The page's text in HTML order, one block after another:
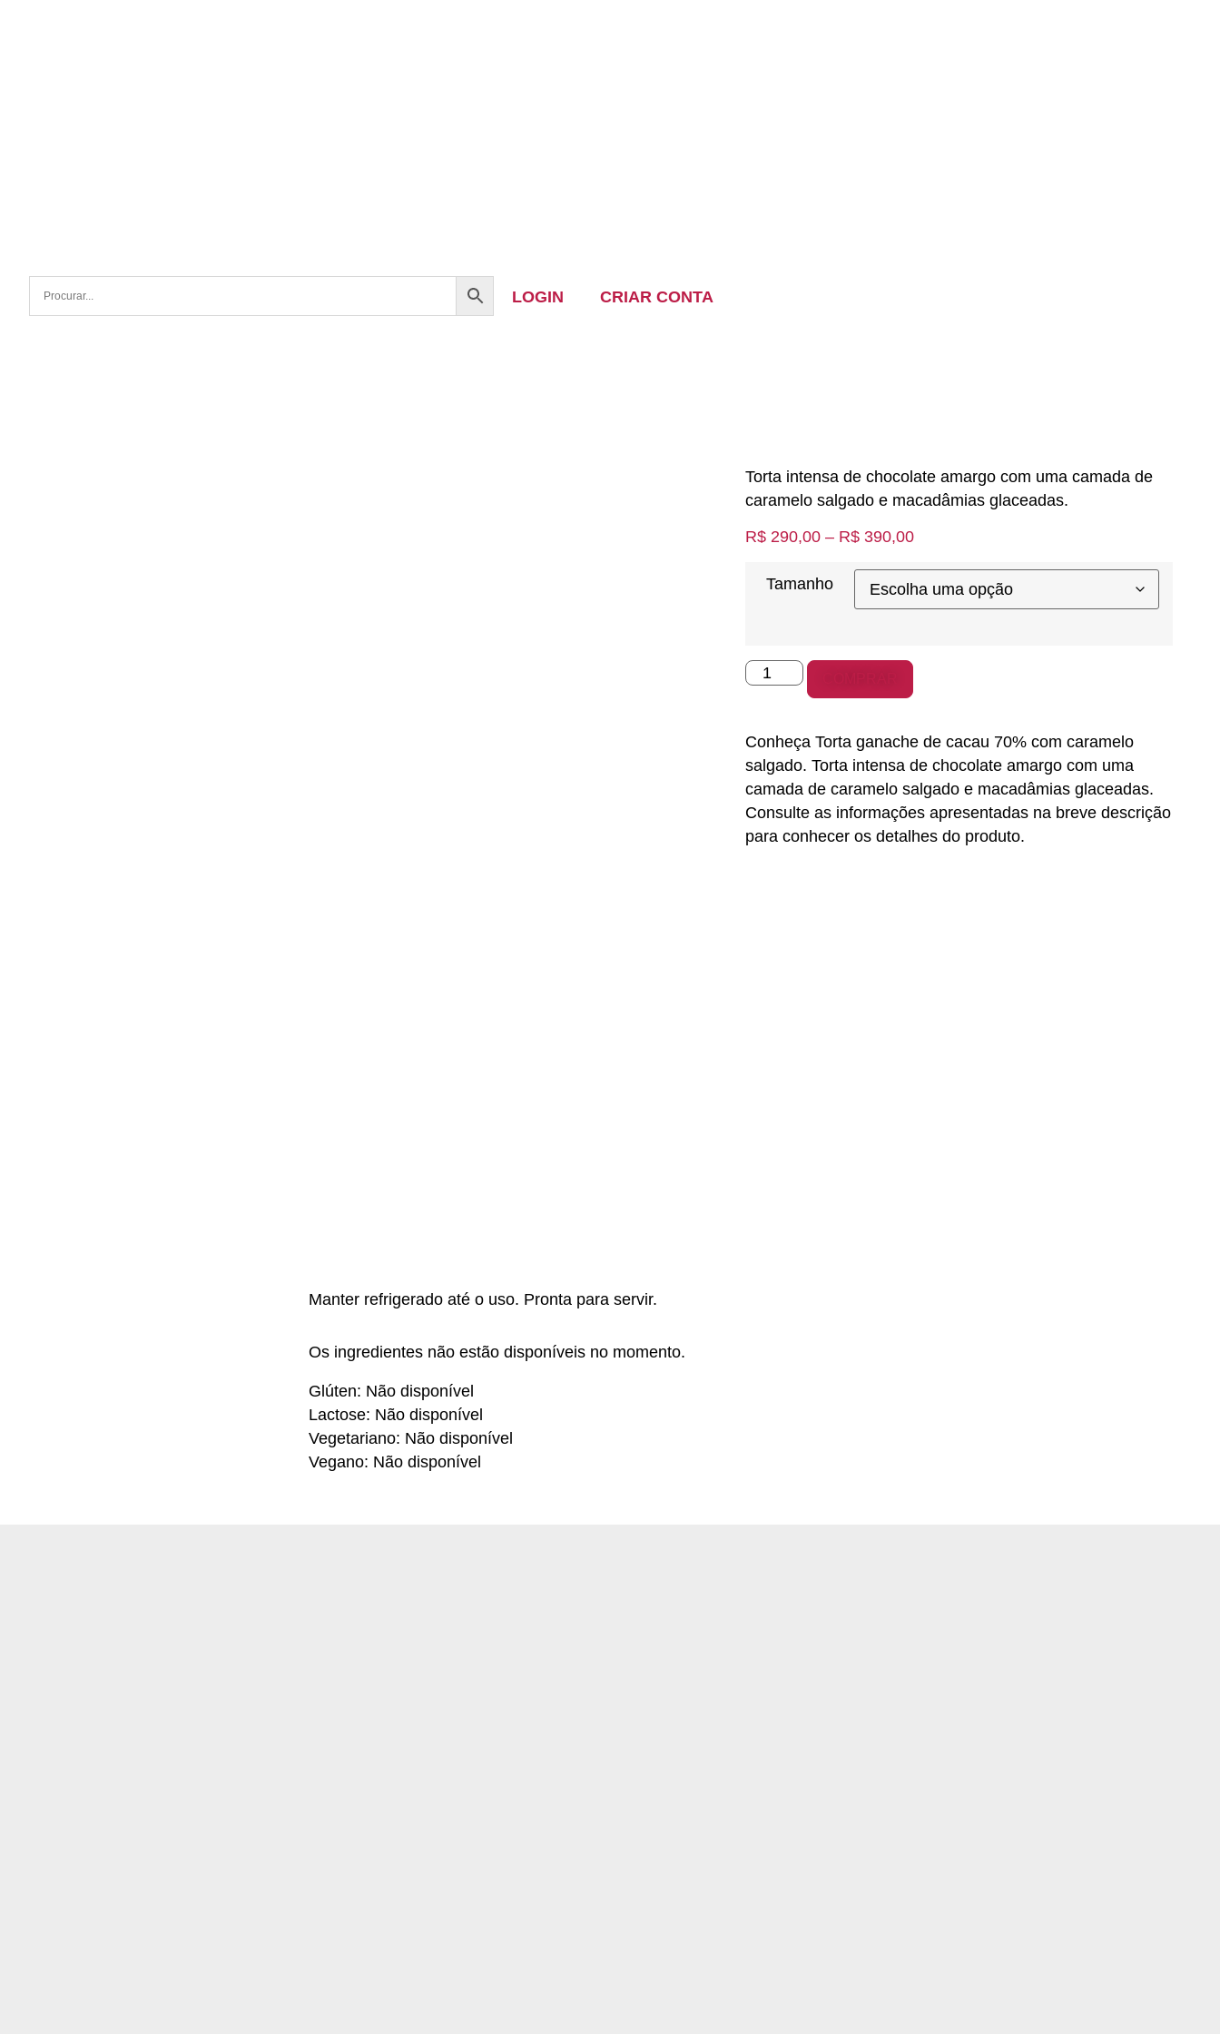
LOGIN CRIAR CONTA
Torta intensa de chocolate amargo com uma camada de
caramelo salgado e macadâmias glaceadas.
R$290,00 – R$390,00
Tamanho
Conheça Torta ganache de cacau 70% com caramelo
salgado. Torta intensa de chocolate amargo com uma
camada de caramelo salgado e macadâmias glaceadas.
Consulte as informações apresentadas na breve descrição
para conhecer os detalhes do produto.
Manter refrigerado até o uso. Pronta para servir.
Os ingredientes não estão disponíveis no momento.
Glúten: Não disponível
Lactose: Não disponível
Vegetariano: Não disponível
Vegano: Não disponível